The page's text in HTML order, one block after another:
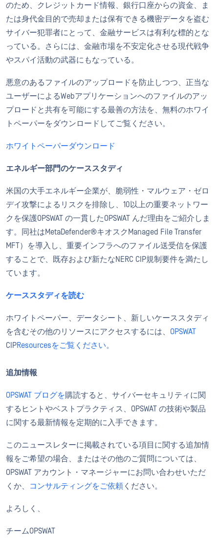
のため、クレジットカード情報、銀行口座からの資金、ま
たは身代金目的で売却または保有できる機密データを盗む
サイバー犯罪者にとって、金融サービスは有利な標的とな
っている。さらには、金融市場を不安定化させる現代戦争
やスパイ活動の武器にもなっている。
悪意のあるファイルのアップロードを防止しつつ、正当な
ユーザーによるWebアプリケーションへのファイルのアッ
プロードと共有を可能にする最善の方法を、無料のホワイ
トペーパーをダウンロードしてご覧ください。
ホワイトペーパーダウンロード
エネルギー部門のケーススタディ
米国の大手エネルギー企業が、脆弱性・マルウェア・ゼロ
デイ攻撃によるリスクを排除し、10以上の重要ネットワー
クを保護OPSWAT の一貫したOPSWAT んだ理由をご紹介しま
す。同社はMetaDefender®キオスクManaged File Transfer
MFT）を導入し、重要インフラへのファイル送受信を保護
することで、既存および新たなNERC CIP規制要件を満たし
ています。
ケーススタディを読む
ホワイトペーパー、データシート、新しいケーススタディ
を含むその他のリソースにアクセスするには、 OPSWAT
CIPResourcesをご覧ください。
追加情報
OPSWAT ブログを購読すると、サイバーセキュリティに関
するヒントやベストプラクティス、OPSWAT の技術や製品
に関する最新情報を定期的に入手できます。
このニュースレターに掲載されている項目に関する追加情
報をご希望の場合、またはその他のご質問については、
OPSWAT アカウント・マネージャーにお問い合わせいただ
くか、
コンサルティングをご依頼 ください。
よろしく、
チームOPSWAT